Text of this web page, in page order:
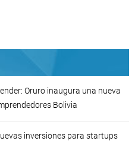
Oruro inaugura una nueva
Bolivia
inversiones para startups